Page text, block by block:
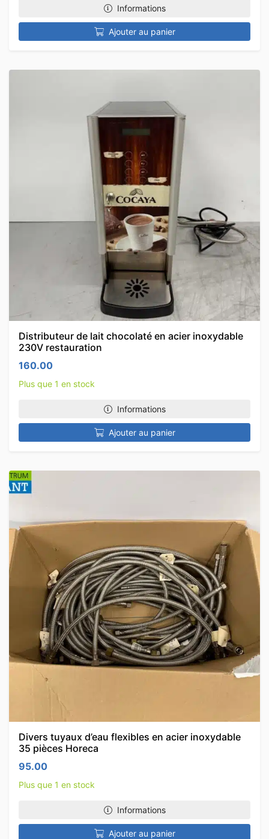
Informations
Ajouter au panier
Distributeur de lait chocolaté en acier inoxydable
230V restauration
160.00
Plus que 1 en stock
Informations
Ajouter au panier
Divers tuyaux d’eau flexibles en acier inoxydable
35 pièces Horeca
95.00
Plus que 1 en stock
Informations
Ajouter au panier